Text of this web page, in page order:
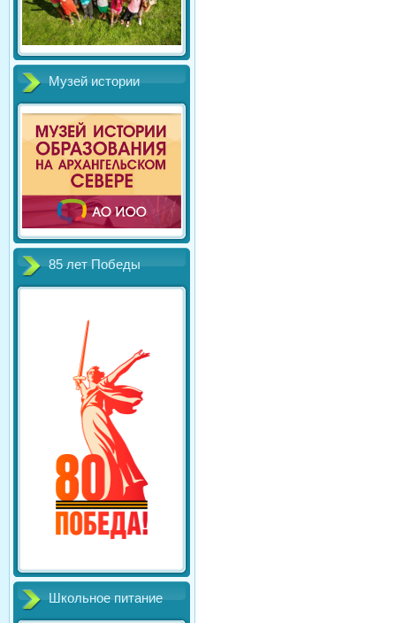
Музей истории
85 лет Победы
Школьное питание